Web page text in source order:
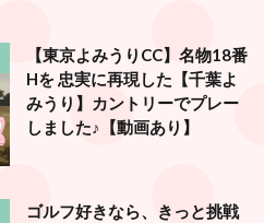
【東京よみうりCC】名物18番
Hを 忠実に再現した【千葉よ
みうり】カントリーでプレー
しました♪【動画あり】
ゴルフ好きなら、きっと挑戦